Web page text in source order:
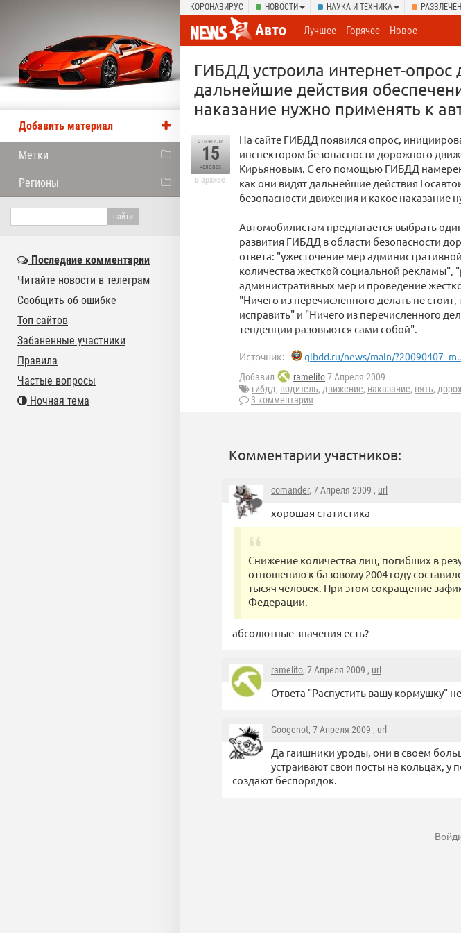
КОРОНАВИРУС НОВОСТИ НАУКА И ТЕХНИКА
Авто Лучшее Горячее Новое
ГИБДД устроила интернет-опрос
дальнейшие действия
наказание нужно применять к
отметили
15
человек
в архиве
На сайте ГИБДД появился опрос,
инспектором безопасности дорожного
Кирьяновым. С его помощью ГИБДД
как они видят дальнейшие действия
безопасности движения и какое наказание
Автомобилистам предлагается выбрать
развития ГИБДД в области безопасности
ответа: "ужесточение мер
количества жесткой социальной рекламы",
административных мер и проведение
"Ничего из перечисленного делать не
исправить" и "Ничего из перечисленного
тенденции разовьются сами собой".
Источник: gibdd.ru/news/main/
Добавил ramelito7 Апреля 2009
гибдд, водитель, движение, наказание, пять,
3 комментария
Комментарии участников:
comander, 7 Апреля 2009 , url
хорошая статистика
Снижение количества лиц, погибших в
отношению к базовому 2004 году
тысяч человек. При этом сокращение
Федерации.
абсолютные значения есть?
ramelito, 7 Апреля 2009 , url
Ответа "Распустить вашу кормушку"
Googenot, 7 Апреля 2009 , url
Да гаишники уроды, они в своем
устраивают свои посты на кольцах, у
создают беспорядок.
Добавить материал
Метки
Регионы
Последние комментарии
Читайте новости в телеграм
Сообщить об ошибке
Топ сайтов
Забаненные участники
Правила
Частые вопросы
Ночная тема